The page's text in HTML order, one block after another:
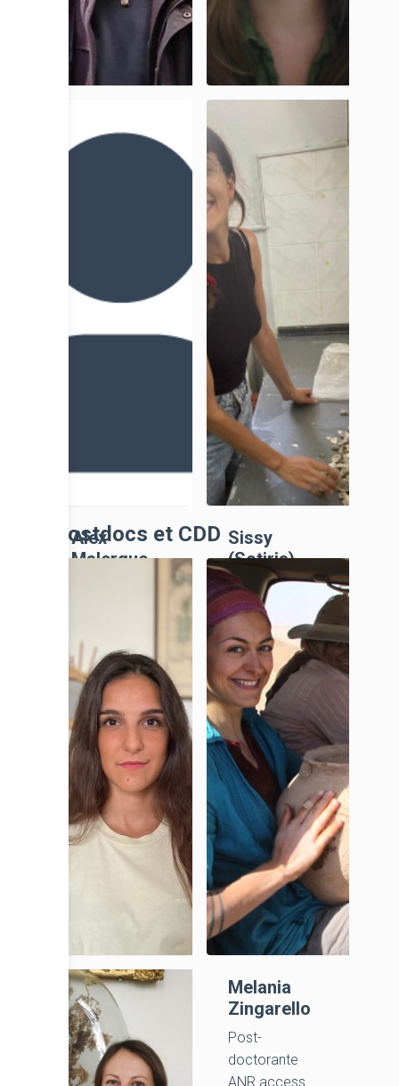
Camagny
Doctorante,
UniCA
Alex
Malergue
Sissy
(Sotiria)
Gavrou
Doctorante,
UniCA
Postdocs et CDD
Mélanie
Fabre
Post-
doctorante,
CNRS, ERC
Melania
Zingarello
Post-
doctorante
ANR access